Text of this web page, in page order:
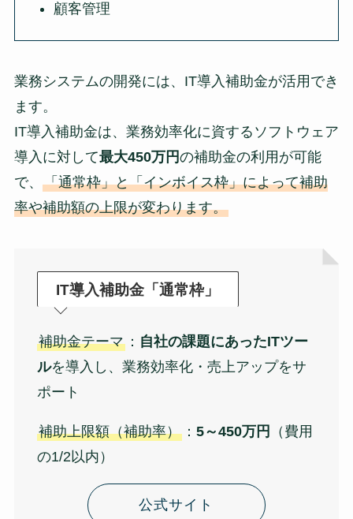
顧客管理
業務システムの開発には、IT導入補助金が活用でき
ます。
IT導入補助金は、業務効率化に資するソフトウェア
導入に対して最大450万円の補助金の利用が可能
で、 「通常枠」と「インボイス枠」によって補助
率や補助額の上限が変わります。
IT導入補助金「通常枠」
補助金テーマ： 自社の課題にあったITツー
ルを導入し、業務効率化・売上アップをサ
ポート
補助上限額（補助率）： 5～450万円
（費用
の1/2以内）
公式サイト